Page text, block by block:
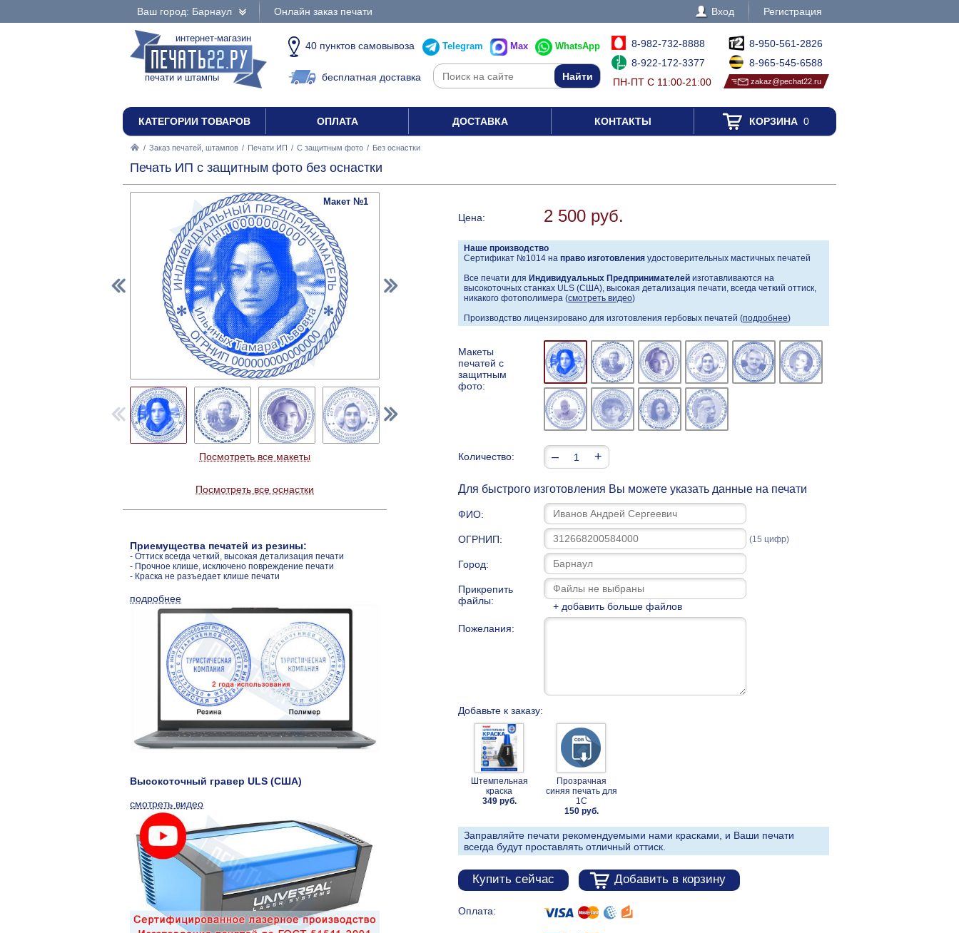
Ваш город: Барнаул Онлайн заказ печати Вход Регистрация
интернет-магазин
печати и штампы
40 пунктов самовывоза
бесплатная доставка
Telegram Max WhatsApp
8-982-732-8888
8-922-172-3377
ПН-ПТ С 11:00-21:00
8-950-561-2826
8-965-545-6588
zakaz@pechat22.ru
КАТЕГОРИИ ТОВАРОВ ОПЛАТА ДОСТАВКА КОНТАКТЫ КОРЗИНА0
/ Заказ печатей, штампов / Печати ИП / С защитным фото / Без оснастки
Печать ИП с защитным фото без оснастки
Цена: 2 500 руб.
Наше производство
Сертификат №1014 на право изготовления удостоверительных мастичных печатей
Все печати для Индивидуальных Предпринимателей изготавливаются на
высокоточных станках ULS (США), высокая детализация печати, всегда четкий оттиск,
никакого фотополимера (смотреть видео)
Производство лицензировано для изготовления гербовых печатей (подробнее)
Макеты
печатей с
защитным
фото:
Количество: – +
Для быстрого изготовления Вы можете указать данные на печати
ФИО:
ОГРНИП: (15 цифр)
Город:
Прикрепить
файлы:
+ добавить больше файлов
Пожелания:
Добавьте к заказу:
Штемпельная
краска
349 руб.
Прозрачная
синяя печать для
1С
150 руб.
Заправляйте печати рекомендуемыми нами красками, и Ваши печати
всегда будут проставлять отличный оттиск.
Купить сейчас Добавить в корзину
Оплата:
Макет №1
Посмотреть все макеты
Посмотреть все оснастки
Приемущества печатей из резины:
- Оттиск всегда четкий, высокая детализация печати
- Прочное клише, исключено повреждение печати
- Краска не разъедает клише печати
подробнее
Высокоточный гравер ULS (США)
смотреть видео